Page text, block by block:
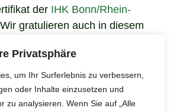
Privatsphäre
um Ihr Surferlebnis zu verbessern,
oder Inhalte einzusetzen und
zu analysieren. Wenn Sie auf „Alle
der IHK Bonn/Rhein-
gratulieren auch in diesem
2024